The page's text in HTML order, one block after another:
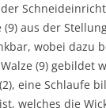
aus der
wobei dazu
(9)
eine Schlaufe
welches die